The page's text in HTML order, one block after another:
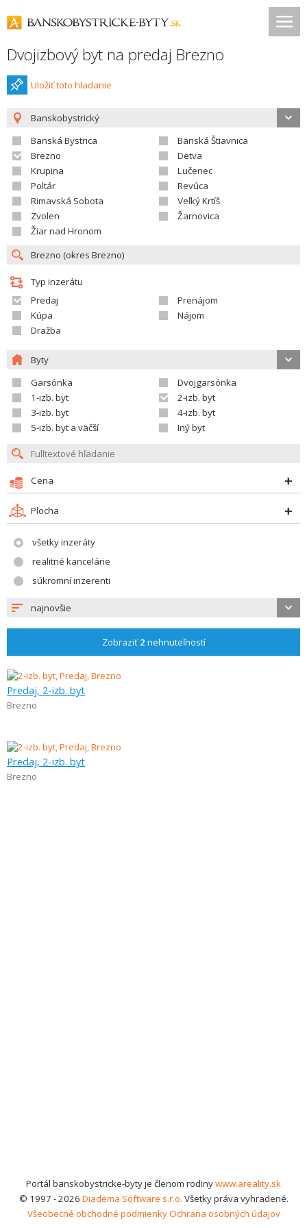
Dvojizbový byt na predaj Brezno
Uložiť toto hladanie
Banskobystrický
Banská Bystrica
Banská Štiavnica
Brezno
Detva
Krupina
Lučenec
Poltár
Revúca
Rimavská Sobota
Veľký Krtíš
Zvolen
Žarnovica
Žiar nad Hronom
Typ inzerátu
Predaj
Prenájom
Kúpa
Nájom
Dražba
Byty
Garsónka
Dvojgarsónka
1-izb. byt
2-izb. byt
3-izb. byt
4-izb. byt
5-izb. byt a väčší
Iný byt
Cena
Plocha
všetky inzeráty
realitné kancelárie
súkromní inzerenti
najnovšie
Zobraziť2 nehnuteľností
Predaj, 2-izb. byt
Brezno
Predaj, 2-izb. byt
Brezno
Portál banskobystricke-byty je členom rodinywww.areality.sk
© 1997 - 2026 Diadema Software s.r.o. Všetky práva vyhradené.
Všeobecné obchodné podmienkyOchrana osobných údajov